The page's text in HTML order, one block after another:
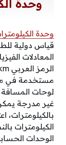
وحدة
وحدة
قياس دولية
مستخدمة في
لوحات
غير مدرجة
بالكيلومترات،
الكيلومترات
الوحدات